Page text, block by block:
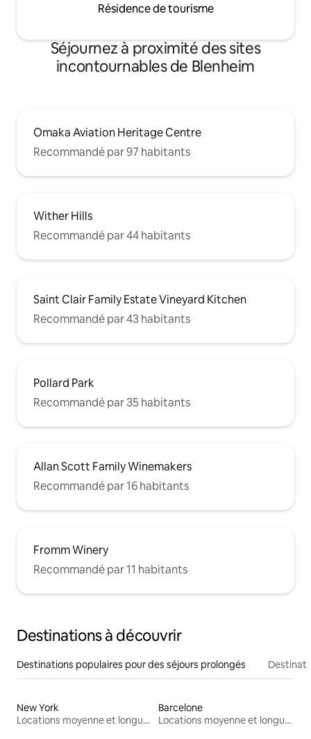
Résidence de tourisme
Séjournez à proximité des sites
incontournables de Blenheim
Omaka Aviation Heritage Centre
Recommandé par 97 habitants
Wither Hills
Recommandé par 44 habitants
Saint Clair Family Estate Vineyard Kitchen
Recommandé par 43 habitants
Pollard Park
Recommandé par 35 habitants
Allan Scott Family Winemakers
Recommandé par 16 habitants
Fromm Winery
Recommandé par 11 habitants
Destinations à découvrir
Destinations populaires pour des séjours prolongés
New York
Locations moyenne et longue durée
Barcelone
Locations moyenne et longue durée